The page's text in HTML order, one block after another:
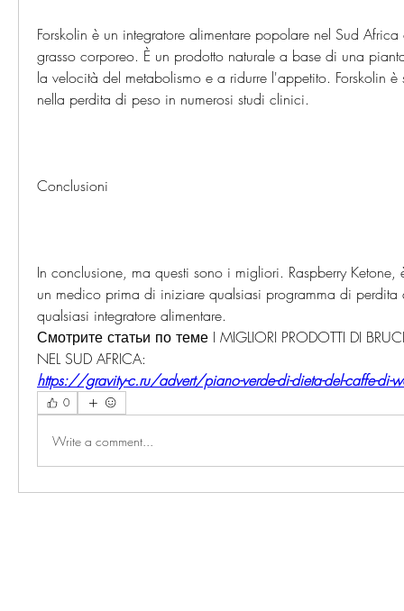
Forskolin è un integratore alimentare popolare nel Sud
grasso corporeo. È un prodotto naturale a base di una
la velocità del metabolismo e a ridurre l'appetito. Forskolin è
nella perdita di peso in numerosi studi clinici.
Conclusioni
In conclusione, ma questi sono i migliori. Raspberry Ketone,
un medico prima di iniziare qualsiasi programma di perdita
qualsiasi integratore alimentare.
Смотрите статьи по теме I MIGLIORI PRODOTTI DI
NEL SUD AFRICA:
https://gravity-c.ru/advert/piano-verde-di-dieta-del-caffe-di-
0
Write a comment...